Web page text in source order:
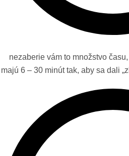
nezaberie vám to množstvo
majú 6 – 30 minút tak, aby sa dali